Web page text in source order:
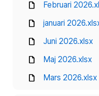
draft Februari
draft januari
draft Juni 2026.xlsx
draft Maj 2026.xlsx
draft Mars 2026.xlsx